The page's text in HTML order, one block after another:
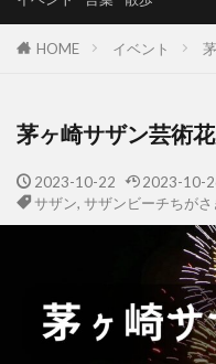
HOME イベント
茅ヶ崎サザン芸術
2023-10-22 2023-10-
サザン, サザンビーチちがさ